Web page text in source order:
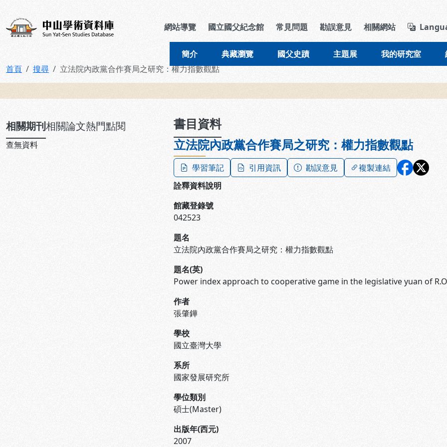
中山學術資料庫 導覽列區塊
網站導覽 國立國父紀念館 常見問題 勘誤意見 相關網站
簡介 典藏瀏覽 國父史蹟 主題展 我的研究室
首頁 搜尋 立法院內政黨合作賽局之研究：權力指數觀點
相關期刊相關論文熱門點閱
查無資料
書目資料
立法院內政黨合作賽局之研究：權力指數觀點
學習筆記 引用資訊 勘誤意見
複製連結
詮釋資料說明
館藏登錄號
042523
題名
立法院內政黨合作賽局之研究：權力指數觀點
題名(英)
Power index approach to cooperative game in the legislative yuan of
作者
張肇鏵
學校
國立臺灣大學
系所
國家發展研究所
學位類別
碩士(Master)
出版年(西元)
2007